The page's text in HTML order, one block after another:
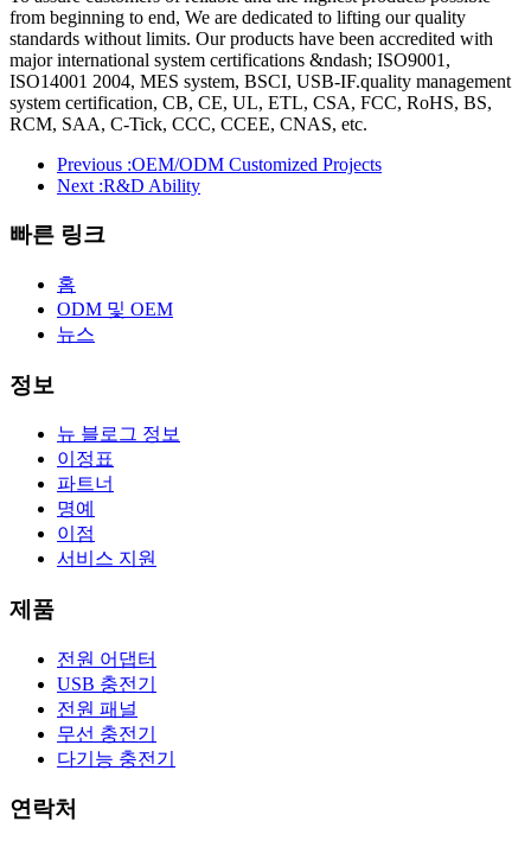
from beginning to end, We are dedicated to lifting our quality
standards without limits. Our products have been accredited with
major international system certifications &ndash; ISO9001,
ISO14001 2004, MES system, BSCI, USB-IF.quality management
system certification, CB, CE, UL, ETL, CSA, FCC, RoHS, BS,
RCM, SAA, C-Tick, CCC, CCEE, CNAS, etc.
Previous :OEM/ODM Customized Projects
Next :R&D Ability
빠른 링크
홈
ODM 및 OEM
뉴스
정보
뉴 블로그 정보
이정표
파트너
명예
이점
서비스 지원
제품
전원 어댑터
USB 충전기
전원 패널
무선 충전기
다기능 충전기
연락처